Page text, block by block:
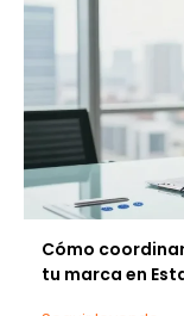
Cómo
tu marca en